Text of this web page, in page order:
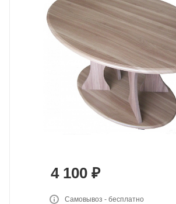
4 100 ₽
Самовывоз - бесплатно